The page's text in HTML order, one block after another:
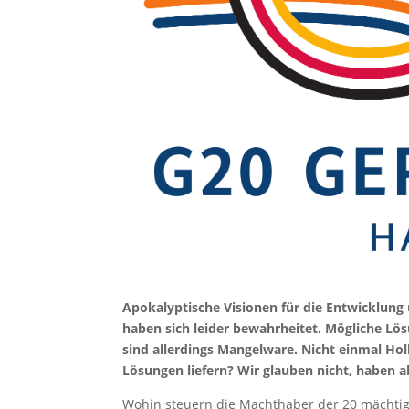
Apokalyptische Visionen für die
haben sich leider bewahrheitet. Mögliche
sind allerdings Mangelware. Nicht einmal
Lösungen liefern? Wir glauben nicht, haben
Wohin steuern die Machthaber der 20